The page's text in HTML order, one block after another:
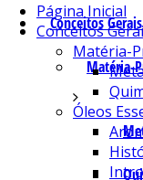
Conceitos Gerais
Matéria-
Página Inicial
Conceitos
Matéria-
Óleos